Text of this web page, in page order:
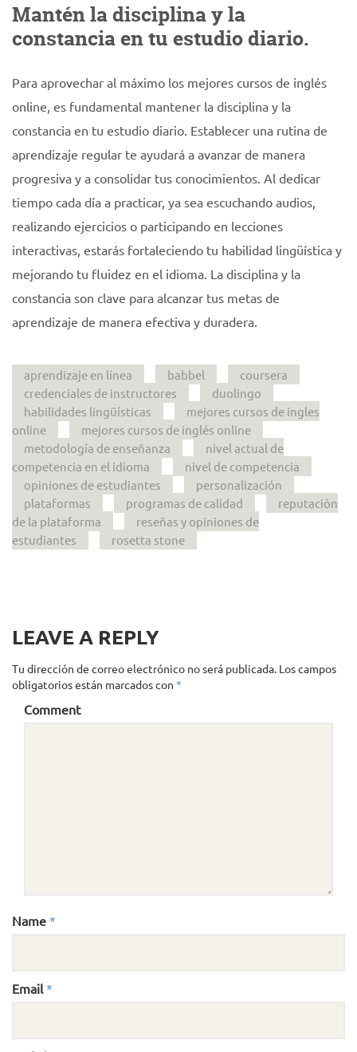
Mantén la disciplina y la
constancia en tu estudio diario.
Para aprovechar al máximo los mejores cursos de inglés
online, es fundamental mantener la disciplina y la
constancia en tu estudio diario. Establecer una rutina de
aprendizaje regular te ayudará a avanzar de manera
progresiva y a consolidar tus conocimientos. Al dedicar
tiempo cada día a practicar, ya sea escuchando audios,
realizando ejercicios o participando en lecciones
interactivas, estarás fortaleciendo tu habilidad lingüística y
mejorando tu fluidez en el idioma. La disciplina y la
constancia son clave para alcanzar tus metas de
aprendizaje de manera efectiva y duradera.
aprendizaje en línea babbel
coursera
credenciales de instructores
duolingo
habilidades lingüísticas
mejores cursos de ingles
online
mejores cursos de inglés online
metodología de enseñanza
nivel actual de
competencia en el idioma
nivel de competencia
opiniones de estudiantes
personalización
plataformas
programas de calidad
reputación
de la plataforma
reseñas y opiniones de
estudiantes
rosetta stone
LEAVE A REPLY
Tu dirección de correo electrónico no será publicada. Los campos
obligatorios están marcados con *
Comment
Name *
Email *